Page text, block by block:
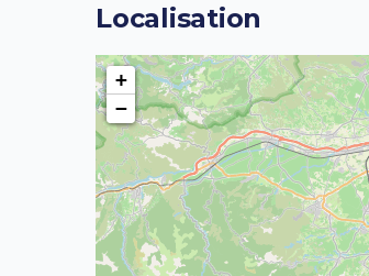
Localisation
+
−